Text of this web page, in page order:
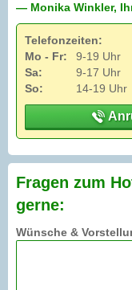
— Monika Winkler,
Telefonzeiten:
Mo - Fr:
9-19 Uhr
Sa:
9-17 Uhr
So:
14-19 Uhr
Fragen zum
gerne:
Wünsche &